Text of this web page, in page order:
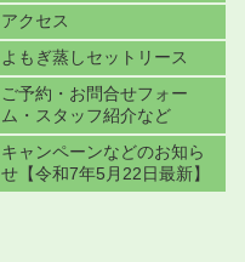
アクセス
よもぎ蒸しセットリース
ご予約・お問合せフォー
ム・スタッフ紹介など
キャンペーンなどのお知ら
せ【令和7年5月22日最新】